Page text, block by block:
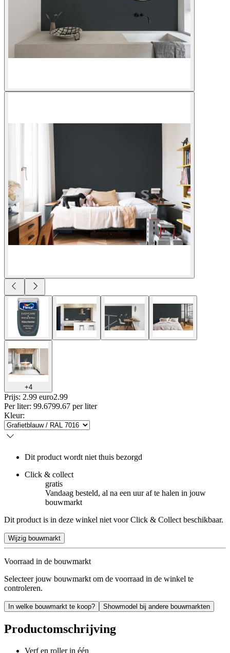
+4
Prijs: 2.99 euro2.99
Per liter: 99.6799.67 per liter
Kleur:
Dit product wordt niet thuis bezorgd
Click & collect
gratis
Vandaag besteld, al na een uur af te halen in jouw
bouwmarkt
Dit product is in deze winkel niet voor Click & Collect beschikbaar.
Wijzig bouwmarkt
Voorraad in de bouwmarkt
Selecteer jouw bouwmarkt om de voorraad in de winkel te
controleren.
In welke bouwmarkt te koop? Showmodel bij andere bouwmarkten
Productomschrijving
Verf en roller in één